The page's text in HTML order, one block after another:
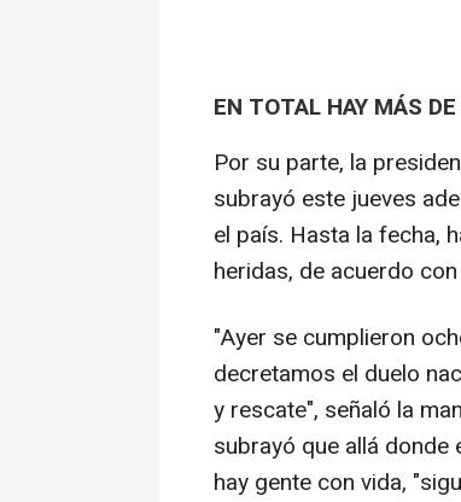
EN TOTAL HAY MÁS
Por su parte, la
subrayó este jueves
el país. Hasta la fecha,
heridas, de acuerdo
"Ayer se cumplieron
decretamos el duelo
y rescate", señaló la
subrayó que allá
hay gente con vida,